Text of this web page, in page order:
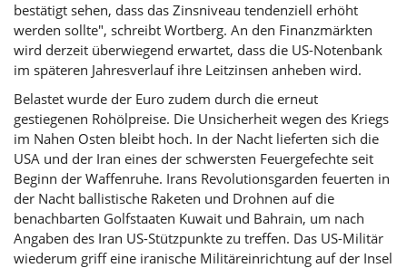
bestätigt sehen, dass das Zinsniveau tendenziell erhöht
werden sollte", schreibt Wortberg. An den Finanzmärkten
wird derzeit überwiegend erwartet, dass die US-Notenbank
im späteren Jahresverlauf ihre Leitzinsen anheben wird.
Belastet wurde der Euro zudem durch die erneut
gestiegenen Rohölpreise. Die Unsicherheit wegen des Kriegs
im Nahen Osten bleibt hoch. In der Nacht lieferten sich die
USA und der Iran eines der schwersten Feuergefechte seit
Beginn der Waffenruhe. Irans Revolutionsgarden feuerten in
der Nacht ballistische Raketen und Drohnen auf die
benachbarten Golfstaaten Kuwait und Bahrain, um nach
Angaben des Iran US-Stützpunkte zu treffen. Das US-Militär
wiederum griff eine iranische Militäreinrichtung auf der Insel